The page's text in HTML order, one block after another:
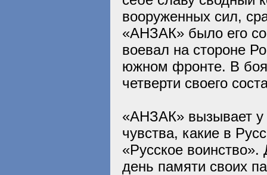
вооруженных сил,
«АНЗАК» было его
воевал на стороне
южном фронте. В
четверти своего
«АНЗАК» вызывает у
чувства, какие в
«Русское
день памяти своих